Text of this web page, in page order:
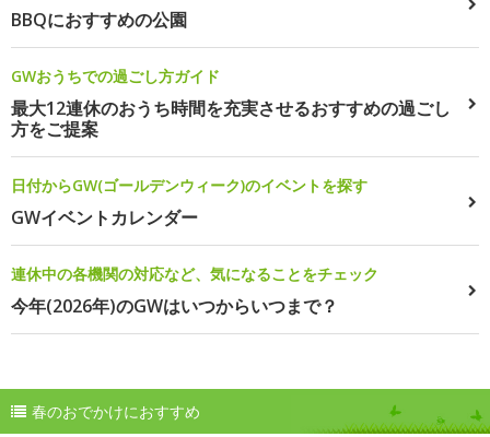
BBQにおすすめの公園
GWおうちでの過ごし方ガイド
最大12連休のおうち時間を充実させるおすすめの過ごし
方をご提案
日付からGW(ゴールデンウィーク)のイベントを探す
GWイベントカレンダー
連休中の各機関の対応など、気になることをチェック
今年(2026年)のGWはいつからいつまで？
春のおでかけにおすすめ